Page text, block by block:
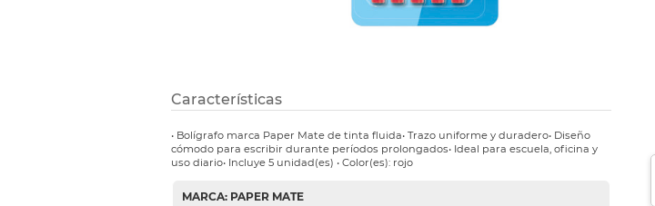
Características
• Bolígrafo marca Paper Mate de tinta fluida• Trazo uniforme y duradero• Diseño
cómodo para escribir durante períodos prolongados• Ideal para escuela, oficina y
uso diario• Incluye 5 unidad(es) • Color(es): rojo
MARCA: PAPER MATE